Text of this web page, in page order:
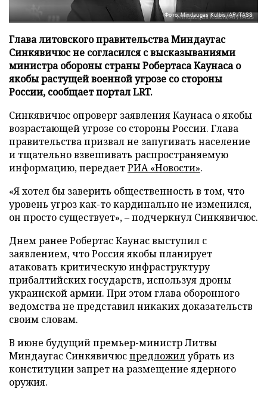
Фото: Mindaugas Kulbis/AP/TASS
Глава литовского правительства Миндаугас
Синкявичюс не согласился с высказываниями
министра обороны страны Робертаса Каунаса о
якобы растущей военной угрозе со стороны
России, сообщает портал LRT.
Синкявичюс опроверг заявления Каунаса о якобы
возрастающей угрозе со стороны России. Глава
правительства призвал не запугивать население
и тщательно взвешивать распространяемую
информацию, передаетРИА «Новости».
«Я хотел бы заверить общественность в том, что
уровень угроз как-то кардинально не изменился,
он просто существует», – подчеркнул Синкявичюс.
Днем ранее Робертас Каунас выступил с
заявлением, что Россия якобы планирует
атаковать критическую инфраструктуру
прибалтийских государств, используя дроны
украинской армии. При этом глава оборонного
ведомства не представил никаких доказательств
своим словам.
В июне будущий премьер-министр Литвы
Миндаугас Синкявичюспредложилубрать из
конституции запрет на размещение ядерного
оружия.